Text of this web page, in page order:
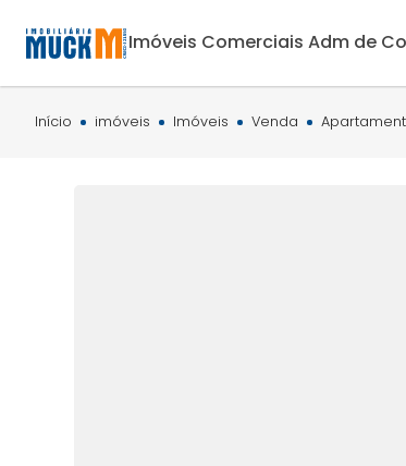
Imóveis Comerciais Adm de
Início imóveis Imóveis Venda